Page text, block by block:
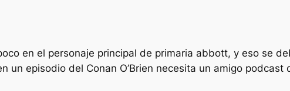
en el personaje principal de primaria abbott, y eso se
un episodio del Conan O’Brien necesita un amigo podcast